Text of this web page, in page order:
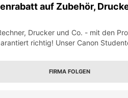
auf Zubehör,
Drucker und Co. - mit den
richtig! Unser Canon
FIRMA FOLGEN